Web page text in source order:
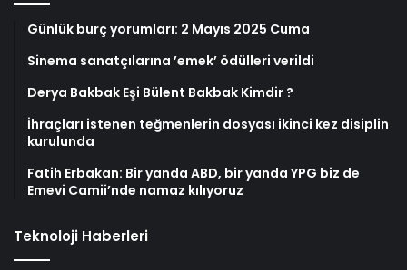
Günlük burç yorumları: 2 Mayıs 2025 Cuma
Sinema sanatçılarına ’emek’ ödülleri verildi
Derya Bakbak Eşi Bülent Bakbak Kimdir ?
İhraçları istenen teğmenlerin dosyası ikinci kez disiplin
kurulunda
Fatih Erbakan: Bir yanda ABD, bir yanda YPG biz de
Emevi Camii’nde namaz kılıyoruz
Teknoloji Haberleri